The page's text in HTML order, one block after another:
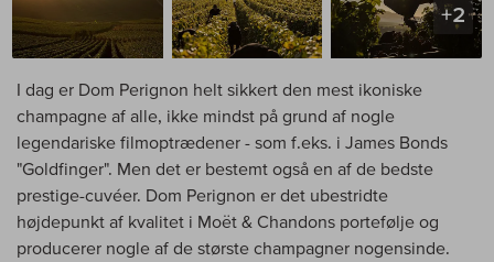
+2
I dag er Dom Perignon helt sikkert den mest ikoniske
champagne af alle, ikke mindst på grund af nogle
legendariske filmoptrædener - som f.eks. i James Bonds
"Goldfinger". Men det er bestemt også en af de bedste
prestige-cuvéer. Dom Perignon er det ubestridte
højdepunkt af kvalitet i Moët & Chandons portefølje og
producerer nogle af de største champagner nogensinde.